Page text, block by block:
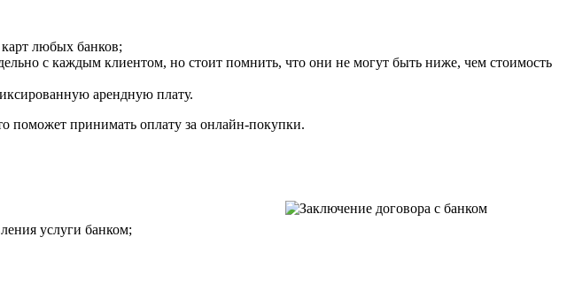
любых банков;
с каждым клиентом, но стоит помнить, что они не могут быть ниже, чем стоимость
арендную плату.
поможет принимать оплату за онлайн-покупки.
услуги банком;